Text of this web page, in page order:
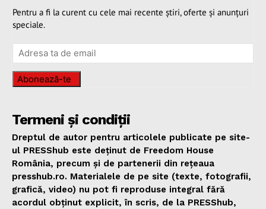
Pentru a fi la curent cu cele mai recente știri, oferte și anunțuri
speciale.
Abonează-te
Termeni și condiții
Dreptul de autor pentru articolele publicate pe site-
ul PRESShub este deținut de Freedom House
România, precum și de partenerii din rețeaua
presshub.ro. Materialele de pe site (texte, fotografii,
grafică, video) nu pot fi reproduse integral fără
acordul obținut explicit, în scris, de la PRESShub,